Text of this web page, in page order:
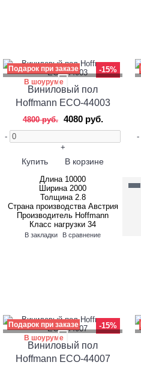
-15%
Подарок при заказе
В шоуруме
Виниловый пол
Hoffmann ECO-44003
4800 руб. 4080 руб.
-
+
Купить В корзине
Длина 10000
Ширина 2000
Толщина 2.8
Страна производства Австрия
Производитель Hoffmann
Класс нагрузки 34
В закладки В сравнение
-
-15%
Подарок при заказе
В шоуруме
Виниловый пол
Hoffmann ECO-44007